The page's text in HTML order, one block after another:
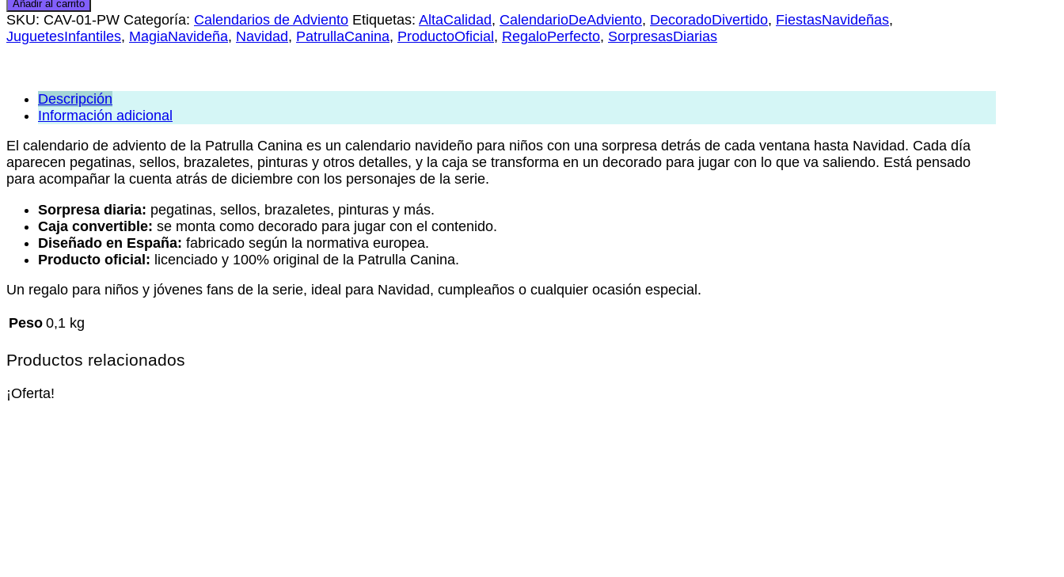
Añadir al carrito
SKU: CAV-01-PW Categoría: Calendarios de Adviento Etiquetas: AltaCalidad, CalendarioDeAdviento, DecoradoDivertido, FiestasNavideñas,
JuguetesInfantiles, MagiaNavideña, Navidad, PatrullaCanina, ProductoOficial , RegaloPerfecto, SorpresasDiarias
Descripción
Información adicional
El calendario de adviento de la Patrulla Canina es un calendario navideño para niños con una sorpresa detrás de cada ventana hasta Navidad. Cada día
aparecen pegatinas, sellos, brazaletes, pinturas y otros detalles, y la caja se transforma en un decorado para jugar con lo que va saliendo. Está pensado
para acompañar la cuenta atrás de diciembre con los personajes de la serie.
Sorpresa diaria: pegatinas, sellos, brazaletes, pinturas y más.
Caja convertible: se monta como decorado para jugar con el contenido.
Diseñado en España: fabricado según la normativa europea.
Producto oficial: licenciado y 100% original de la Patrulla Canina.
Un regalo para niños y jóvenes fans de la serie, ideal para Navidad, cumpleaños o cualquier ocasión especial.
Peso 0,1 kg
Productos relacionados
¡Oferta!